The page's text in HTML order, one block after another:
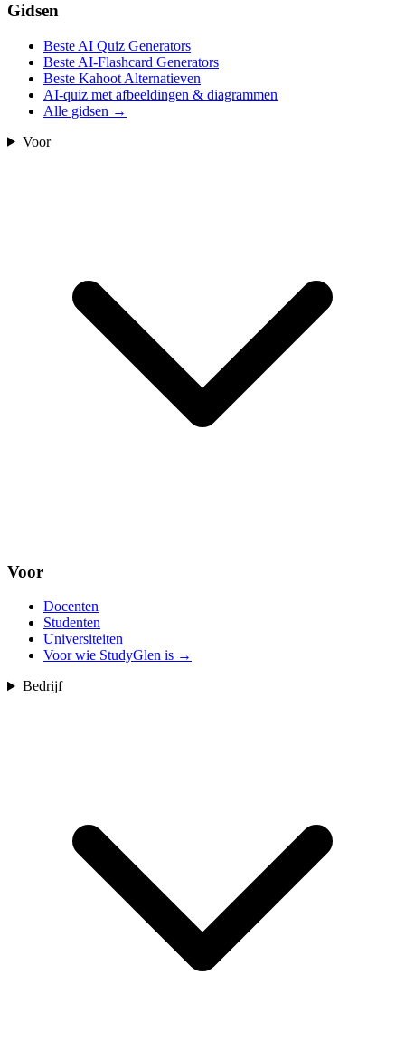
Gidsen
Beste AI Quiz Generators
Beste AI-Flashcard Generators
Beste Kahoot Alternatieven
AI-quiz met afbeeldingen & diagrammen
Alle gidsen →
Voor
Voor
Docenten
Studenten
Universiteiten
Voor wie StudyGlen is →
Bedrijf